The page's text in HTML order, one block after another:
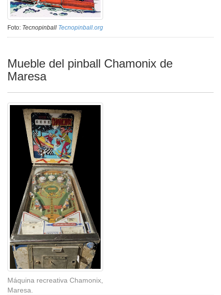
Foto: Tecnopinball Tecnopinball.org
Mueble del pinball Chamonix de
Maresa
Máquina recreativa Chamonix,
Maresa.